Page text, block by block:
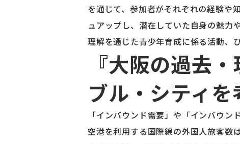
を通じて、参加者がそれぞれの経験や
ュアップし、潜在していた自身の魅力
理解を通じた青少年育成に係る活動、
『大阪の過去
ブル・シティを
「インバウンド需要」や「インバウ
空港を利用する国際線の外国人旅客数